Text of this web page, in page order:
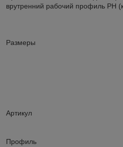
врутренний рабочий профиль PH
Размеры
Артикул
Профиль